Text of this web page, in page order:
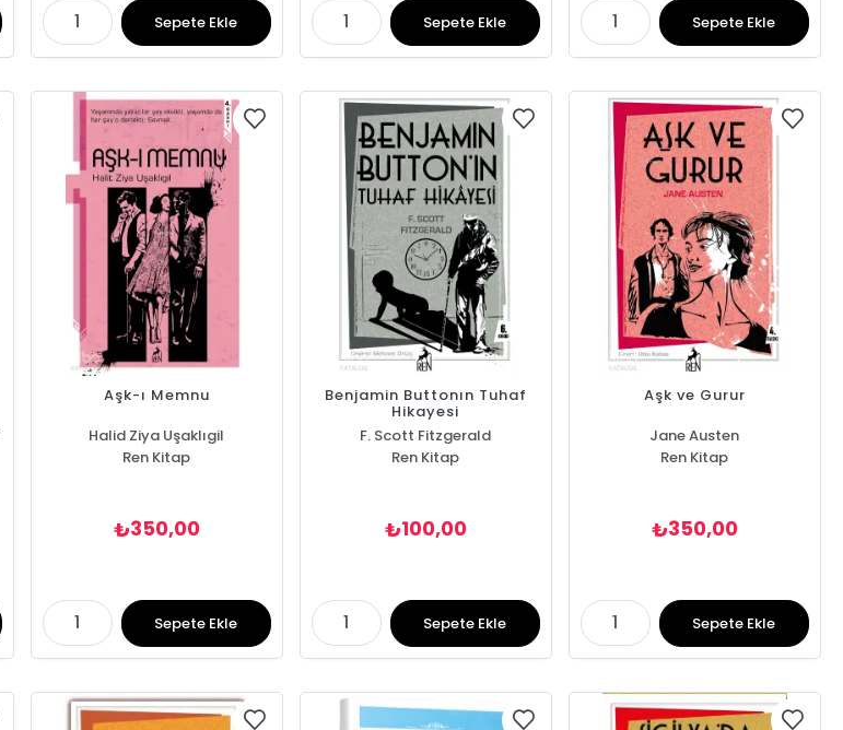
Sepete Ekle Sepete Ekle Sepete Ekle
Aşk-ı Memnu
Halid Ziya Uşaklıgil
Ren Kitap
₺350,00
Sepete Ekle
Benjamin Buttonın Tuhaf
Hikayesi
F. Scott Fitzgerald
Ren Kitap
₺100,00
Sepete Ekle
Aşk ve Gurur
Jane Austen
Ren Kitap
₺350,00
Sepete Ekle